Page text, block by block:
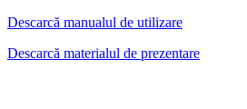
Descarcă manualul de utilizare
Descarcă materialul de prezentare